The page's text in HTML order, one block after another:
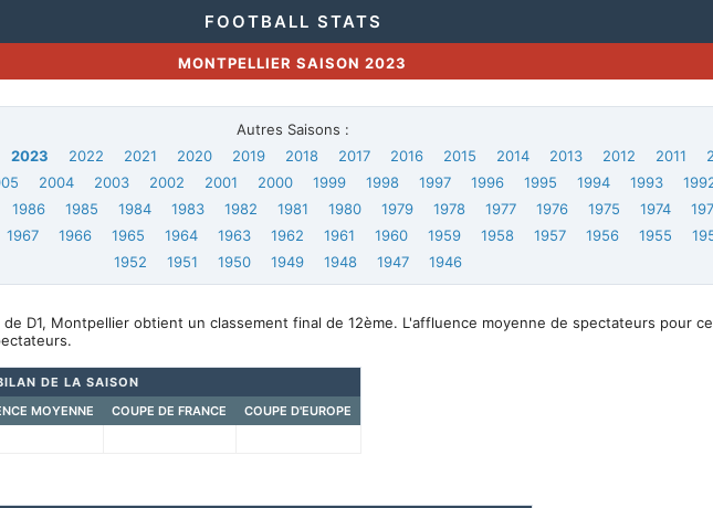
FOOTBALL STATS
MONTPELLIER SAISON 2023
Autres Saisons :
2023 2022 2021 2020 2019 2018 2017 2016 2015 2014 2013 2012 2011
2004 2003 2002 2001 2000 1999 1998 1997 1996 1995 1994 1993
1986 1985 1984 1983 1982 1981 1980 1979 1978 1977 1976 1975 1974
1967 1966 1965 1964 1963 1962 1961 1960 1959 1958 1957 1956 1955
1952
1951 1950 1949 1948 1947 1946
D1, Montpellier obtient un classement final de 12ème. L'affluence moyenne de spectateurs pour
DE LA SAISON
MOYENNE COUPE DE FRANCE COUPE D'EUROPE